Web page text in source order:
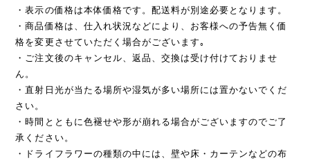
・表示の価格は本体価格です。配送料が別途必要となります。
・商品価格は、仕入れ状況などにより、お客様への予告無く価
格を変更させていただく場合がございます｡
・ご注文後のキャンセル、返品、交換は受け付けておりませ
ん。
・直射日光が当たる場所や湿気が多い場所には置かないでくだ
さい。
・時間とともに色褪せや形が崩れる場合がございますのでご了
承ください。
・ドライフラワーの種類の中には、壁や床・カーテンなどの布